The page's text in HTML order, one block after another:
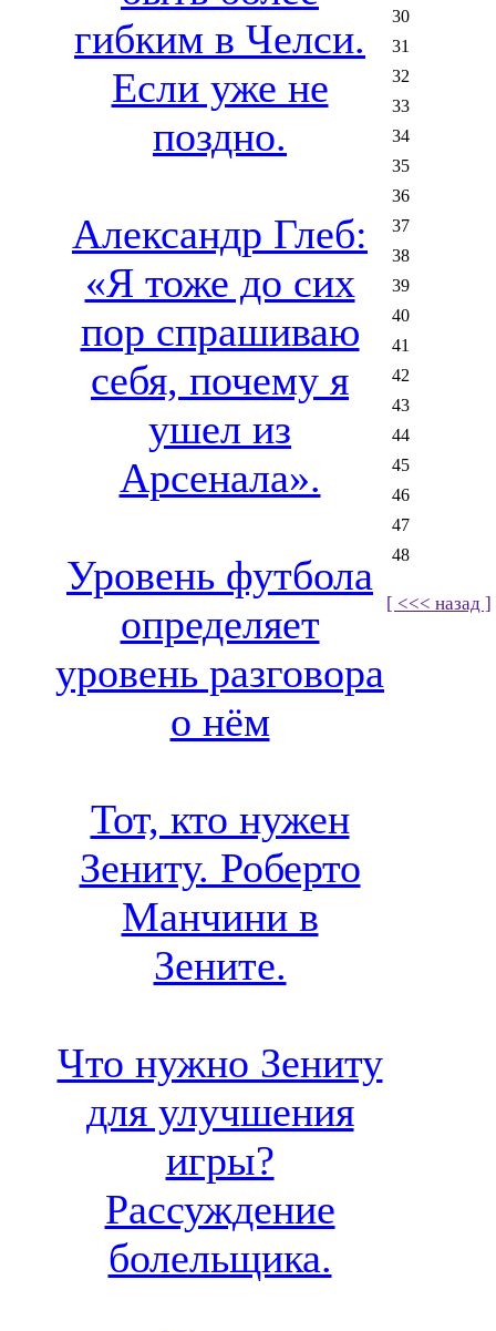
гибким в Челси.
Если уже не
поздно.
Александр Глеб:
«Я тоже до сих
пор спрашиваю
себя, почему я
ушел из
Арсенала».
Уровень футбола
определяет
уровень разговора
о нём
Тот, кто нужен
Зениту. Роберто
Манчини в
Зените.
Что нужно Зениту
для улучшения
игры?
Рассуждение
болельщика.
30
31
32
33
34
35
36
37
38
39
40
41
42
43
44
45
46
47
48
[ <<< назад ]